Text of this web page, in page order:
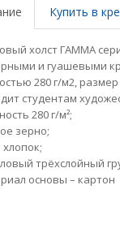
Купить в
холст ГАММА
и гуашевыми
280 г/м2,
студентам
280 г/м²;
зерно;
хлопок;
трёхслойный
основы – картон